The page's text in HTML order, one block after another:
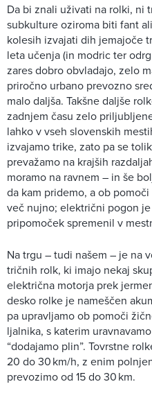
Da bi znali uživati na rolki, ni
subkulture oziroma biti fant
kolesih izvajati dih jemajoče
leta učenja (in modric ter
zares dobro obvladajo, zelo
priročno urbano prevozno
malo daljša. Takšne daljše
zadnjem času zelo
lahko v vseh slovenskih
izvajamo trike, zato pa se
prevažamo na krajših
moramo na ravnem – in še
da kam pridemo, a ob
več nujno; električni pogon
pripomoček spremenil v
Na trgu – tudi našem – je na
tričnih rolk, ki imajo nekaj
električna motorja prek
desko rolke je nameščen
pa upravljamo ob pomoči
ljalnika, s katerim
“dodajamo plin”. Tovrstne
20 do 30 km/h, z enim
prevozimo od 15 do 30 km.